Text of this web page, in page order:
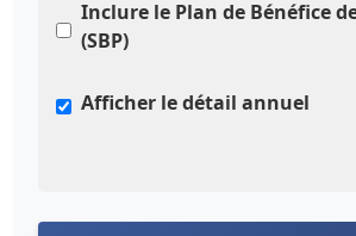
Inclure le Plan de Bénéfice
(SBP)
Afficher le détail annuel